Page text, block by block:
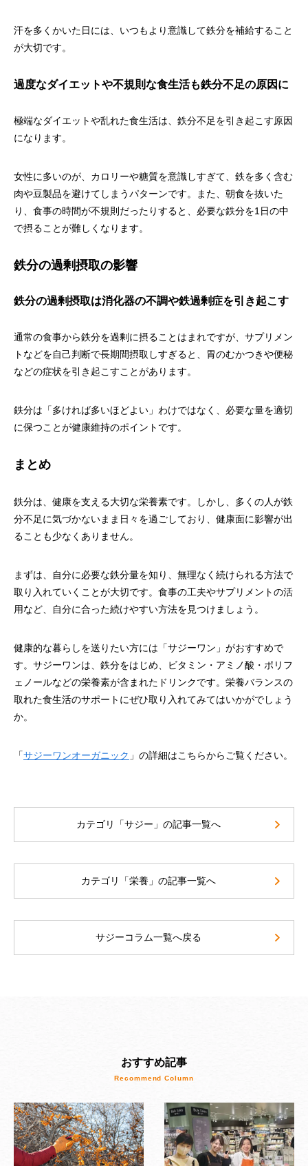
汗を多くかいた日には、いつもより意識して鉄分を補給すること
が大切です。
過度なダイエットや不規則な食生活も鉄分不足の原因に
極端なダイエットや乱れた食生活は、鉄分不足を引き起こす原因
になります。
女性に多いのが、カロリーや糖質を意識しすぎて、鉄を多く含む
肉や豆製品を避けてしまうパターンです。また、朝食を抜いた
り、食事の時間が不規則だったりすると、必要な鉄分を1日の中
で摂ることが難しくなります。
鉄分の過剰摂取の影響
鉄分の過剰摂取は消化器の不調や鉄過剰症を引き起こす
通常の食事から鉄分を過剰に摂ることはまれですが、サプリメン
トなどを自己判断で長期間摂取しすぎると、胃のむかつきや便秘
などの症状を引き起こすことがあります。
鉄分は「多ければ多いほどよい」わけではなく、必要な量を適切
に保つことが健康維持のポイントです。
まとめ
鉄分は、健康を支える大切な栄養素です。しかし、多くの人が鉄
分不足に気づかないまま日々を過ごしており、健康面に影響が出
ることも少なくありません。
まずは、自分に必要な鉄分量を知り、無理なく続けられる方法で
取り入れていくことが大切です。食事の工夫やサプリメントの活
用など、自分に合った続けやすい方法を見つけましょう。
健康的な暮らしを送りたい方には「サジーワン」がおすすめで
す。サジーワンは、鉄分をはじめ、ビタミン・アミノ酸・ポリフ
ェノールなどの栄養素が含まれたドリンクです。栄養バランスの
取れた食生活のサポートにぜひ取り入れてみてはいかがでしょう
か。
「サジーワンオーガニック 」の詳細はこちらからご覧ください。
カテゴリ「サジー」の記事一覧へ
カテゴリ「栄養」の記事一覧へ
サジーコラム一覧へ戻る
おすすめ記事